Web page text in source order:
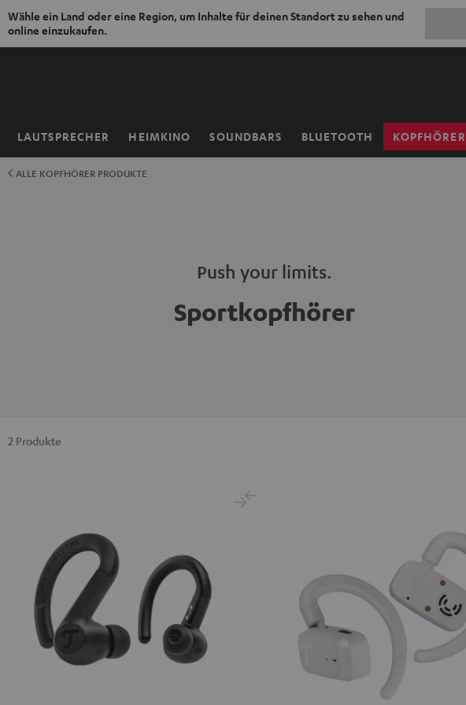
Wähle ein Land oder eine Region, um Inhalte für deinen Standort zu sehen und
online einzukaufen.
ZUM
LAUTSPRECHER HEIMKINO SOUNDBARS BLUETOOTH KOPFHÖRER
Startseite
ALLE KOPFHÖRER PRODUKTE
Push your limits.
Sportkopfhörer
2 Produkte